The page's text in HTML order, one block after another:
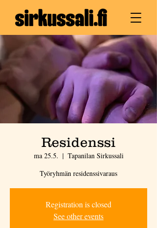
Residenssi
ma 25.5.
  |
Tapanilan Sirkussali
Työryhmän residenssivaraus
Registration is closed
See other events